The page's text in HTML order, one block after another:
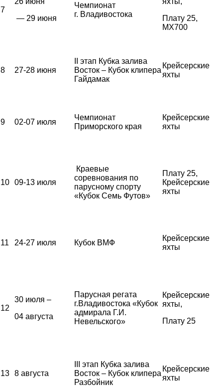
7
— 29 июня
Чемпионат
г. Владивостока
Плату 25,
MX700
8 27-28 июня
II этап Кубка залива
Восток – Кубок клипера
Гайдамак
Крейсерские
яхты
9 02-07 июля
Чемпионат
Приморского края
Крейсерские
яхты
10 09-13 июля
Краевые
соревнования по
парусному спорту
«Кубок Семь Футов»
Плату 25,
Крейсерские
яхты
11 24-27 июля Кубок ВМФ
Крейсерские
яхты
12
30 июля –
04 августа
Парусная регата
г.Владивостока «Кубок
адмирала Г.И.
Невельского»
Крейсерские
яхты,
Плату 25
13 8 августа
III этап Кубка залива
Восток – Кубок клипера
Разбойник
Крейсерские
яхты